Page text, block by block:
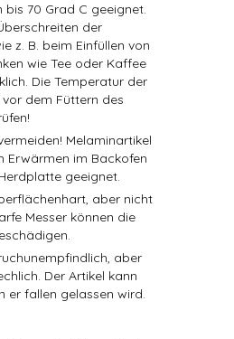
bis 70 Grad C geeignet.
der
z. B. beim Einfüllen von
wie Tee oder Kaffee
Die Temperatur der
dem Füttern des
Melaminartikel
Erwärmen im Backofen
geeignet.
aber nicht
Messer können die
aber
Der Artikel kann
er fallen gelassen wird.